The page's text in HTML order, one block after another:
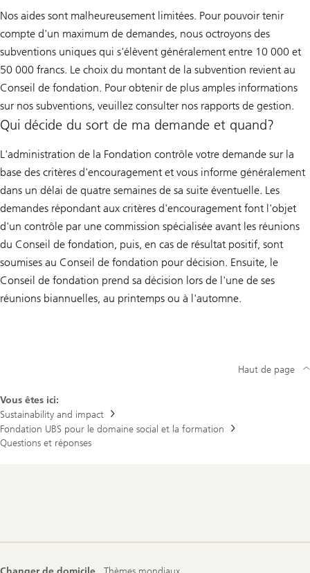
Nos aides sont malheureusement limitées. Pour pouvoir tenir
compte d'un maximum de demandes, nous octroyons des
subventions uniques qui s'élèvent généralement entre 10 000 et
50 000 francs. Le choix du montant de la subvention revient au
Conseil de fondation. Pour obtenir de plus amples informations
sur nos subventions, veuillez consulter nos rapports de gestion.
Qui décide du sort de ma demande et quand?
L'administration de la Fondation contrôle votre demande sur la
base des critères d'encouragement et vous informe généralement
dans un délai de quatre semaines de sa suite éventuelle. Les
demandes répondant aux critères d'encouragement font l'objet
d'un contrôle par une commission spécialisée avant les réunions
du Conseil de fondation, puis, en cas de résultat positif, sont
soumises au Conseil de fondation pour décision. Ensuite, le
Conseil de fondation prend sa décision lors de l'une de ses
réunions biannuelles, au printemps ou à l'automne.
Vous êtes ici:
Sustainability and impact
Fondation UBS pour le domaine social et la formation
Questions et réponses
Haut de page